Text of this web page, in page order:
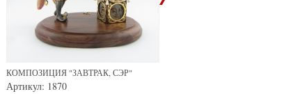
КОМПОЗИЦИЯ "ЗАВТРАК, СЭР"
Артикул: 1870